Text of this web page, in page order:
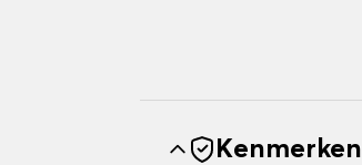
Kenmerken